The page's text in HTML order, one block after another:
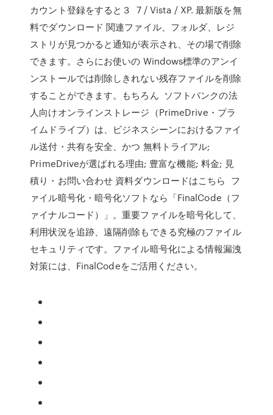
カウント登録をすると３ 7 / Vista / XP. 最新版を無
料でダウンロード 関連ファイル、フォルダ、レジ
ストリが見つかると通知が表示され、その場で削除
できます。さらにお使いの Windows標準のアンイ
ンストールでは削除しきれない残存ファイルを削除
することができます。もちろん ソフトバンクの法
人向けオンラインストレージ（PrimeDrive・プラ
イムドライブ）は、ビジネスシーンにおけるファイ
ル送付・共有を安全、かつ 無料トライアル;
PrimeDriveが選ばれる理由; 豊富な機能; 料金; 見
積り・お問い合わせ 資料ダウンロードはこちら フ
ァイル暗号化・暗号化ソフトなら「FinalCode（フ
ァイナルコード）」。重要ファイルを暗号化して、
利用状況を追跡、遠隔削除もできる究極のファイル
セキュリティです。ファイル暗号化による情報漏洩
対策には、FinalCodeをご活用ください。